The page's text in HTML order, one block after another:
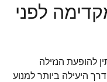
לפני
להופעת הנזילה
היעילה ביותר למנוע